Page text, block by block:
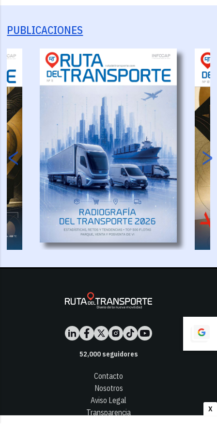
X
PUBLICACIONES
52,000seguidores
Contacto
Nosotros
Aviso Legal
Transparencia